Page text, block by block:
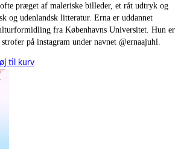
præget af maleriske billeder, et råt udtryk og
og udenlandsk litteratur. Erna er uddannet
fra Københavns Universitet. Hun er
på instagram under navnet @ernaajuhl.
til kurv